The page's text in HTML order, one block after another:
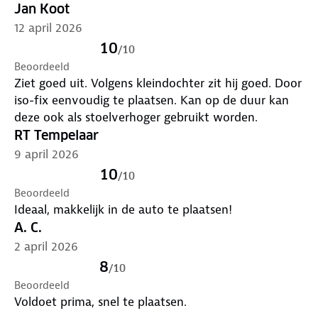
Comfort dat meegroeit
De DERYAN Charlie biedt comfort en gemak voor
zowel korte als lange reizen. De brede, ergonomisch
ontworpen zitting met zachte, robuuste en
gevoerde bekleding zorgt ervoor dat je kind altijd
comfortabel zit, ongeacht de duur van de rit.
Hoofdsteunverstelling
De hoofdsteun kan eenvoudig met één hand
worden versteld en ingesteld op één van de 10
niveaus. Dit zal het hoofd van je kind nog beter
beschermen, hoeveel hij of zij ook groeit tussen 100
en 150 cm lang! Vergeet niet dat je alleen door de
hoofdsteun correct in te stellen en aan de lengte
van je kind aan te passen, het kwetsbare hoofd van
Jan Koot
12 april 2026
10/10
Beoordeeld
Ziet goed uit. Volgens kleindochter zit hij goed. Door
iso-fix eenvoudig te plaatsen. Kan op de duur kan
deze ook als stoelverhoger gebruikt worden.
RT Tempelaar
9 april 2026
10/10
Beoordeeld
Ideaal, makkelijk in de auto te plaatsen!
A. C.
2 april 2026
8/10
Beoordeeld
Voldoet prima, snel te plaatsen.